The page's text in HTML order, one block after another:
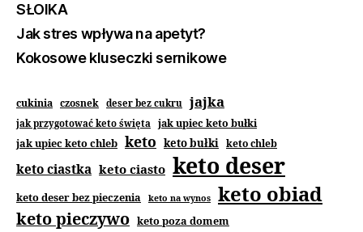
SŁOIKA
Jak stres wpływa na apetyt?
Kokosowe kluseczki sernikowe
cukinia czosnek deser bez cukru jajka
jak przygotować keto święta jak upiec keto bułki
jak upiec keto chleb keto keto bułki keto chleb
keto ciastka keto ciasto keto deser
keto deser bez pieczenia keto na wynos keto obiad
keto pieczywo keto poza domem